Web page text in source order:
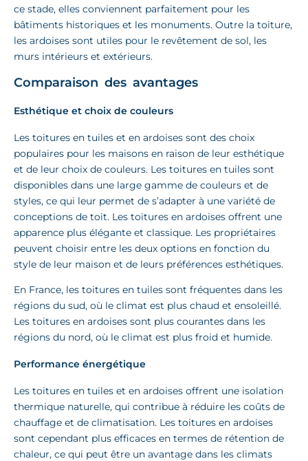
ce stade, elles conviennent parfaitement pour les
bâtiments historiques et les monuments. Outre la toiture,
les ardoises sont utiles pour le revêtement de sol, les
murs intérieurs et extérieurs.
Comparaison des avantages
Esthétique et choix de couleurs
Les toitures en tuiles et en ardoises sont des choix
populaires pour les maisons en raison de leur esthétique
et de leur choix de couleurs. Les toitures en tuiles sont
disponibles dans une large gamme de couleurs et de
styles, ce qui leur permet de s’adapter à une variété de
conceptions de toit. Les toitures en ardoises offrent une
apparence plus élégante et classique. Les propriétaires
peuvent choisir entre les deux options en fonction du
style de leur maison et de leurs préférences esthétiques.
En France, les toitures en tuiles sont fréquentes dans les
régions du sud, où le climat est plus chaud et ensoleillé.
Les toitures en ardoises sont plus courantes dans les
régions du nord, où le climat est plus froid et humide.
Performance énergétique
Les toitures en tuiles et en ardoises offrent une isolation
thermique naturelle, qui contribue à réduire les coûts de
chauffage et de climatisation. Les toitures en ardoises
sont cependant plus efficaces en termes de rétention de
chaleur, ce qui peut être un avantage dans les climats